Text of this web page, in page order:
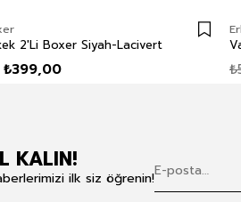
2'Li Boxer Siyah-Lacivert
₺399,00
KALIN!
ilk siz öğrenin!